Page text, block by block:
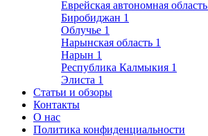
Еврейская автономная область
Биробиджан 1
Облучье 1
Нарынская область 1
Нарын 1
Республика Калмыкия 1
Элиста 1
Статьи и обзоры
Контакты
О нас
Политика конфиденциальности